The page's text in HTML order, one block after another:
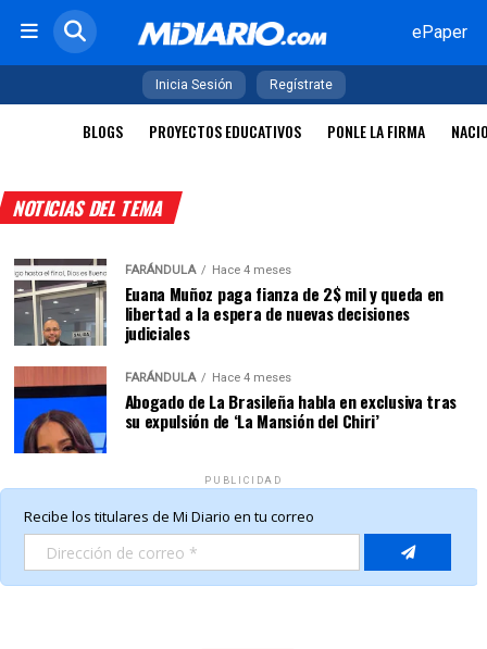
ePaper
Inicia Sesión Regístrate
BLOGS PROYECTOS EDUCATIVOS PONLE LA FIRMA
NOTICIAS DEL TEMA
FARÁNDULA Hace 4 meses
Euana Muñoz paga fianza de 2$ mil y queda en
libertad a la espera de nuevas decisiones
judiciales
FARÁNDULA Hace 4 meses
Abogado de La Brasileña habla en exclusiva tras
su expulsión de ‘La Mansión del Chiri’
PUBLICIDAD